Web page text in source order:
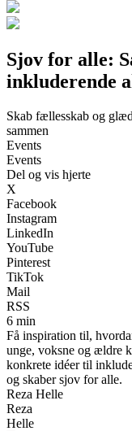
Sjov for alle:
inkluderende
Skab fællesskab og
sammen
Events
Events
Del og vis hjerte
X
Facebook
Instagram
LinkedIn
YouTube
Pinterest
TikTok
Mail
RSS
6 min
Få inspiration til,
unge, voksne og ældre
konkrete idéer til
og skaber sjov for alle.
Reza Helle
Reza
Helle